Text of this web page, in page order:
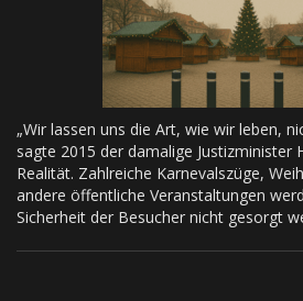
„Wir lassen uns die Art, wie wir leben,
sagte 2015 der damalige Justizminister
Realität. Zahlreiche Karnevalszüge,
andere öffentliche Veranstaltungen
Sicherheit der Besucher nicht gesorgt